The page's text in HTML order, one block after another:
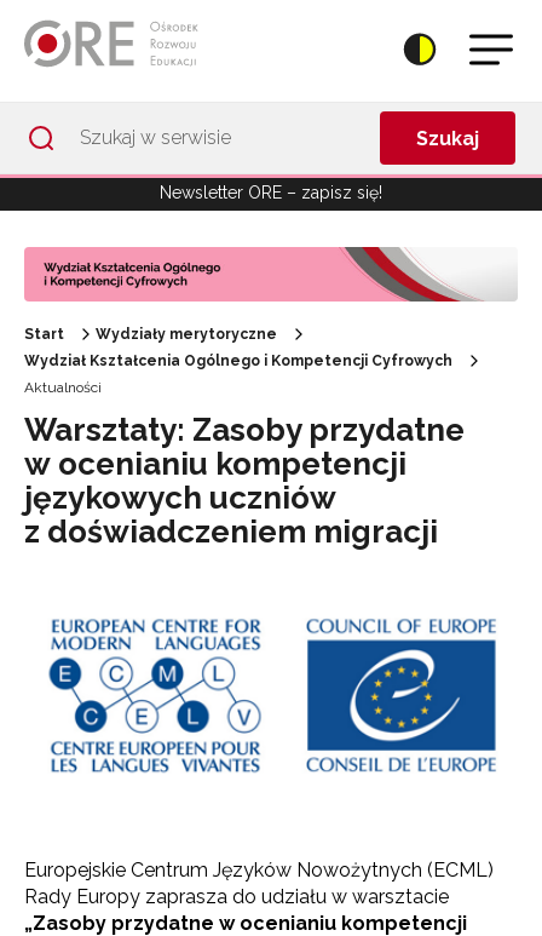
Szukaj
Newsletter ORE – zapisz się!
Start
Wydziały merytoryczne
Wydział Kształcenia Ogólnego i Kompetencji Cyfrowych
Aktualności
Warsztaty: Zasoby przydatne
w ocenianiu kompetencji
językowych uczniów
z doświadczeniem migracji
Europejskie Centrum Języków Nowożytnych (ECML)
Rady Europy zaprasza do udziału w warsztacie
„Zasoby przydatne w ocenianiu kompetencji